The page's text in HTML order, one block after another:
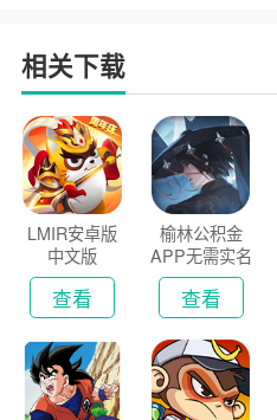
相关下载
LMIR安卓版
中文版
查看
榆林公积金
APP无需实名
认证版
查看